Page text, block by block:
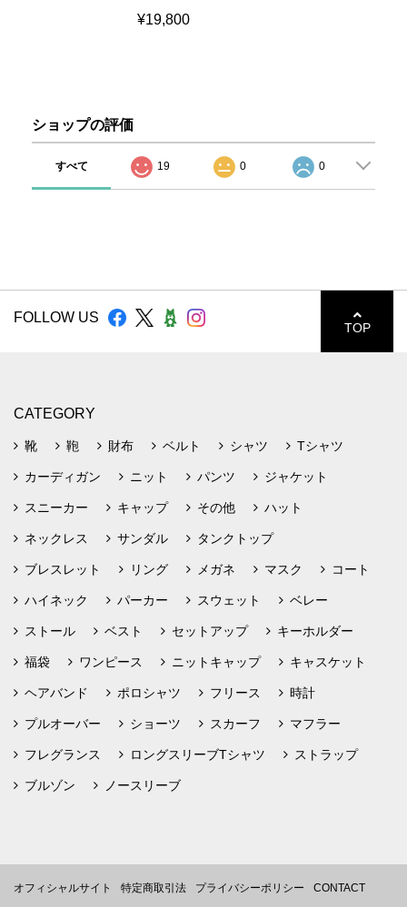
¥19,800
ショップの評価
すべて 19 0 0
FOLLOW US
TOP
CATEGORY
靴 鞄 財布 ベルト シャツ Tシャツ
カーディガン ニット パンツ ジャケット
スニーカー キャップ その他 ハット
ネックレス サンダル タンクトップ
ブレスレット リング メガネ マスク コート
ハイネック パーカー スウェット ベレー
ストール ベスト セットアップ キーホルダー
福袋 ワンピース ニットキャップ キャスケット
ヘアバンド ポロシャツ フリース 時計
プルオーバー ショーツ スカーフ マフラー
フレグランス ロングスリーブTシャツ ストラップ
ブルゾン ノースリーブ
オフィシャルサイト 特定商取引法 プライバシーポリシー CONTACT